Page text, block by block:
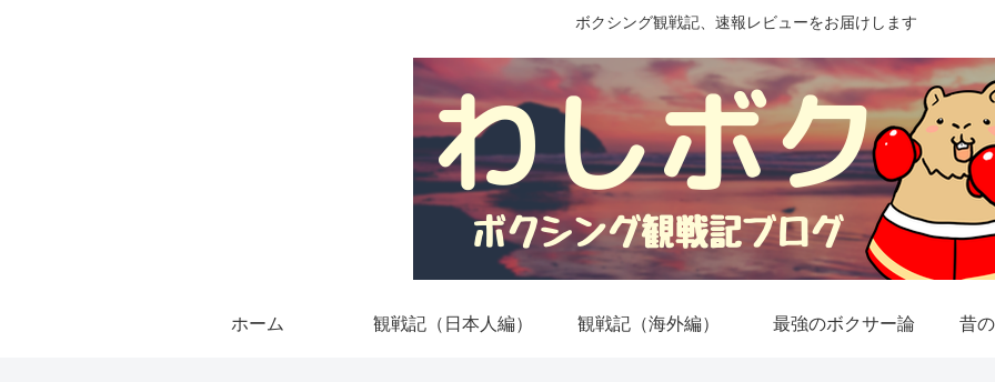
ボクシング観戦記、速報レビューをお届けします
ホーム 観戦記（日本人編） 観戦記（海外編） 最強のボクサー論 昔